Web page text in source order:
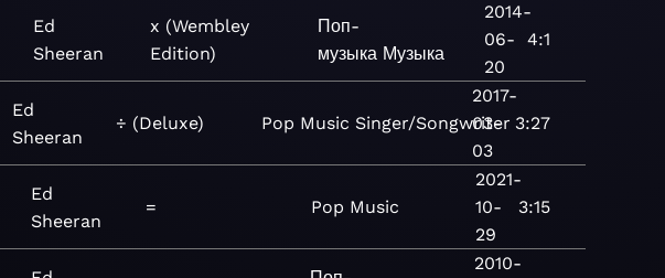
Ed
Sheeran
x (Wembley
Edition)
Поп-
музыка Музыка
2014-
06-
20
4:1
Ed
Sheeran
÷ (Deluxe) Pop Music Singer/Songwriter
2017-
03-
03
3:27
Ed
Sheeran
= Pop Music
2021-
10-
29
3:15
2010-